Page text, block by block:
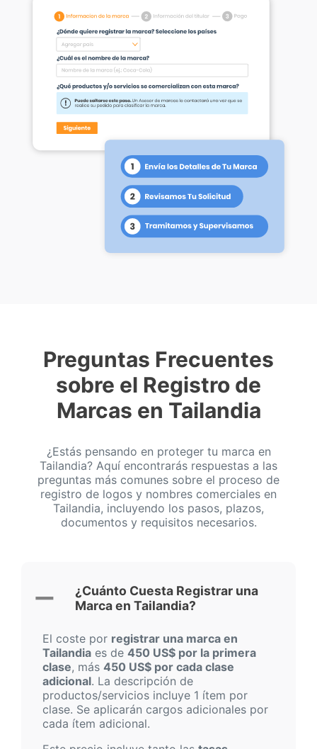
Preguntas Frecuentes
sobre el Registro de
Marcas en Tailandia
¿Estás pensando en proteger tu marca en
Tailandia? Aquí encontrarás respuestas a las
preguntas más comunes sobre el proceso de
registro de logos y nombres comerciales en
Tailandia, incluyendo los pasos, plazos,
documentos y requisitos necesarios.
¿Cuánto Cuesta Registrar una
Marca en Tailandia?
El coste por registrar una marca en
Tailandia es de 450 US$ por la primera
clase, más 450 US$ por cada clase
adicional. La descripción de
productos/servicios incluye 1 ítem por
clase. Se aplicarán cargos adicionales por
cada ítem adicional.